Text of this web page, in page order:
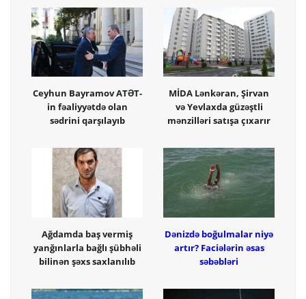
Ceyhun Bayramov ATƏT-
in fəaliyyətdə olan
sədrini qarşılayıb
MİDA Lənkəran, Şirvan
və Yevlaxda güzəştli
mənzilləri satışa çıxarır
Ağdamda baş vermiş
yanğınlarla bağlı şübhəli
bilinən şəxs saxlanılıb
Dənizdə boğulmalar niyə
artır? Faciələrin əsas
səbəbləri